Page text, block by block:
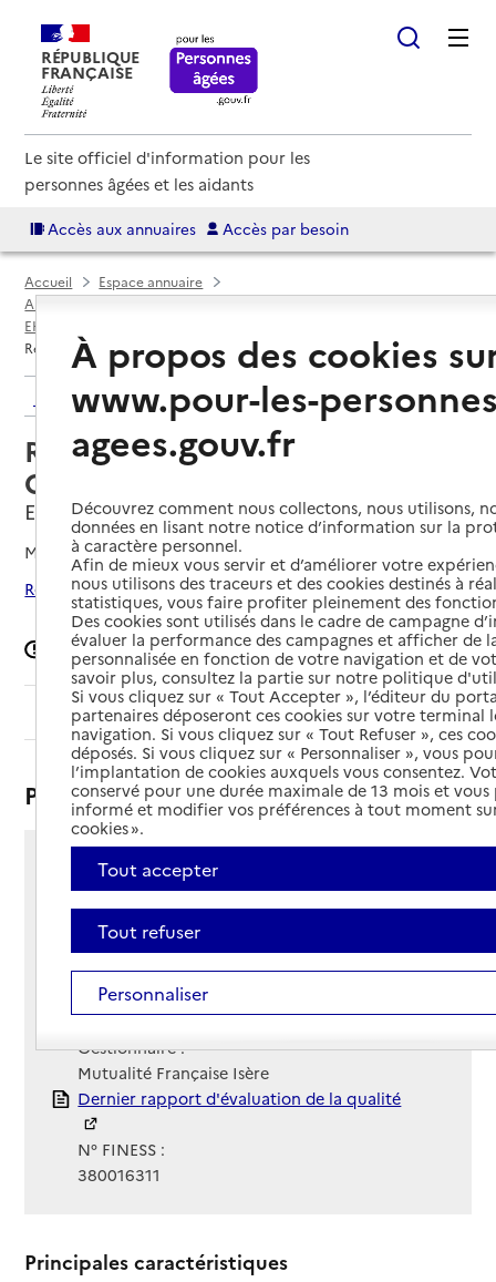
RÉPUBLIQUE
FRANÇAISE
Le site officiel d'information pour les
personnes âgées et les aidants
Accès aux annuaires Accès par besoin
Accueil
Espace annuaire
Annuaire EHPAD et maisons de retraite
EHPAD par département
Résidence Mutualiste Claudette Chesne
Retour aux résultats de l'annuaire
Résidence Mutualiste Claudette
Chesne
Eybens, ISERE
Mis à jour le11/02/2026
Rechercher les établissements autour de Eybens
Signaler une erreur
Sommaire
Présentation
4 place Michel de Montaigne
38320 - Eybens
Voir itinéraire
Téléphone :
04 76 63 34 30
Contact
Contact
Site Internet
Site internet
Gestionnaire :
Mutualité Française Isère
Rapport HAS
Dernier rapport d'évaluation de la qualité
N° FINESS :
380016311
Principales caractéristiques
À propos des cookies
www.pour-les-
agees.gouv.fr
Découvrez comment nous collectons, nous utilisons,
données en lisant notre notice d’information sur la
à caractère personnel.
Afin de mieux vous servir et d’améliorer votre
nous utilisons des traceurs et des cookies destinés à
statistiques, vous faire profiter pleinement des
Des cookies sont utilisés dans le cadre de campagne
évaluer la performance des campagnes et afficher de
personnalisée en fonction de votre navigation et de
savoir plus, consultez la partie sur notre politique
Si vous cliquez sur « Tout Accepter », l’éditeur du
partenaires déposeront ces cookies sur votre terminal
navigation. Si vous cliquez sur « Tout Refuser », ces
déposés. Si vous cliquez sur « Personnaliser », vous
l’implantation de cookies auxquels vous consentez.
conservé pour une durée maximale de 13 mois et
informé et modifier vos préférences à tout moment
cookies ».
Tout accepter
Tout refuser
Personnaliser